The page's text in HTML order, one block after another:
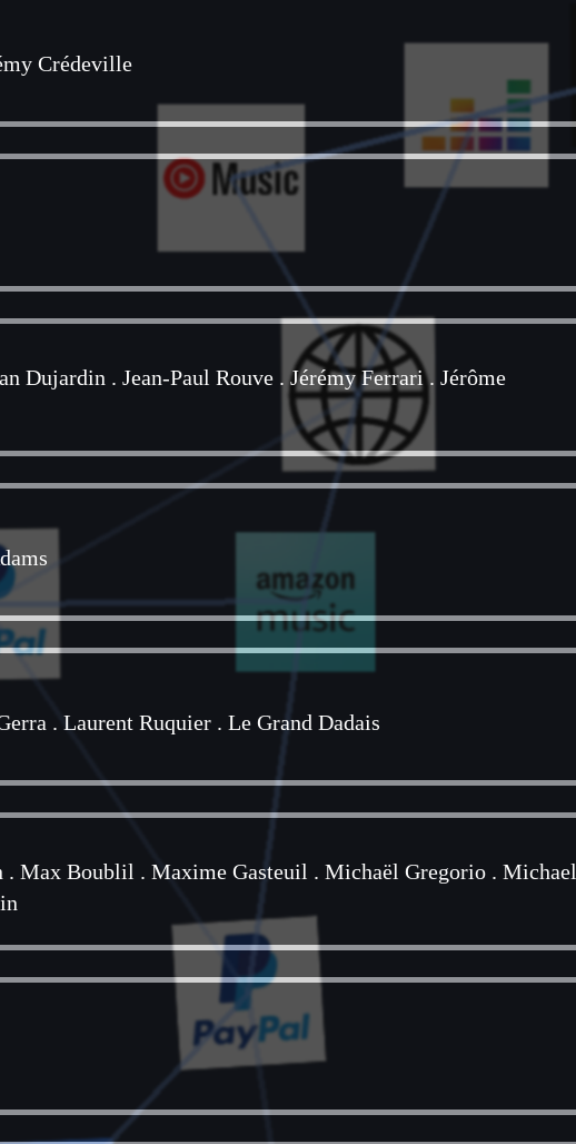
Crédeville
Dujardin . Jean-Paul Rouve .Jérémy Ferrari. Jérôme
. Laurent Ruquier . Le Grand Dadais
. Max Boublil . Maxime Gasteuil . Michaël Gregorio . Michael